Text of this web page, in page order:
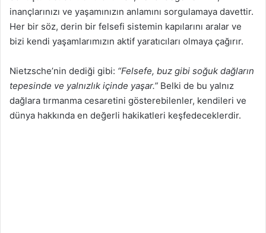
inançlarınızı ve yaşamınızın anlamını sorgulamaya davettir.
Her bir söz, derin bir felsefi sistemin kapılarını aralar ve
bizi kendi yaşamlarımızın aktif yaratıcıları olmaya çağırır.
Nietzsche’nin dediği gibi: “Felsefe, buz gibi soğuk dağların
tepesinde ve yalnızlık içinde yaşar.” Belki de bu yalnız
dağlara tırmanma cesaretini gösterebilenler, kendileri ve
dünya hakkında en değerli hakikatleri keşfedeceklerdir.